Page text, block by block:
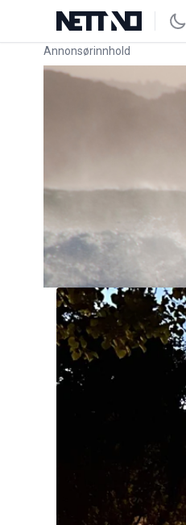
Annonsørinnhold
Link for annonse